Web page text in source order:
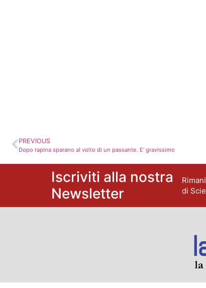
PREVIOUS
Dopo rapina sparano al volto di un passante. E’ gravissimo
Iscriviti alla nostra
Newsletter
di